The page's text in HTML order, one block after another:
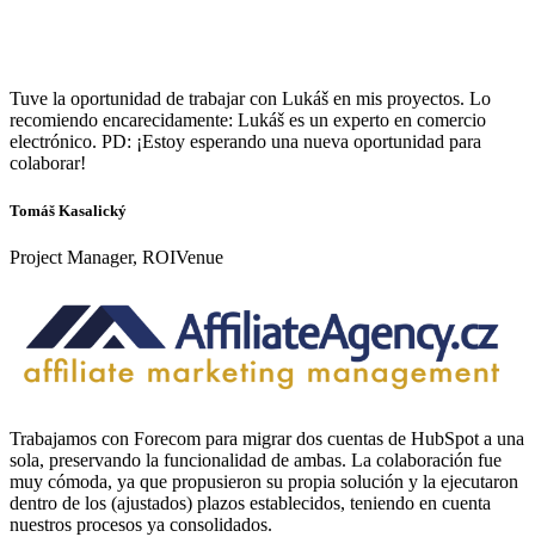
Tuve la oportunidad de trabajar con Lukáš en mis proyectos. Lo
recomiendo encarecidamente: Lukáš es un experto en comercio
electrónico. PD: ¡Estoy esperando una nueva oportunidad para
colaborar!
Tomáš Kasalický
Project Manager, ROIVenue
Trabajamos con Forecom para migrar dos cuentas de HubSpot a una
sola, preservando la funcionalidad de ambas. La colaboración fue
muy cómoda, ya que propusieron su propia solución y la ejecutaron
dentro de los (ajustados) plazos establecidos, teniendo en cuenta
nuestros procesos ya consolidados.